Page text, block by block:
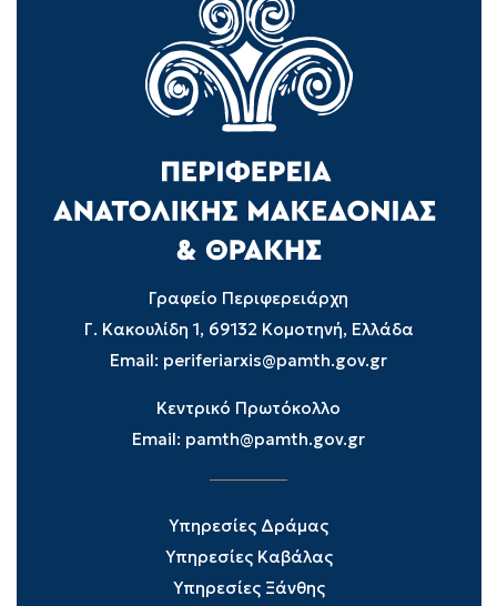
Γραφείο Περιφερειάρχη
Γ. Κακουλίδη 1, 69132 Κομοτηνή, Ελλάδα
Email: periferiarxis@pamth.gov.gr
Κεντρικό Πρωτόκολλο
Email: pamth@pamth.gov.gr
Υπηρεσίες Δράμας
Υπηρεσίες Καβάλας
Υπηρεσίες Ξάνθης